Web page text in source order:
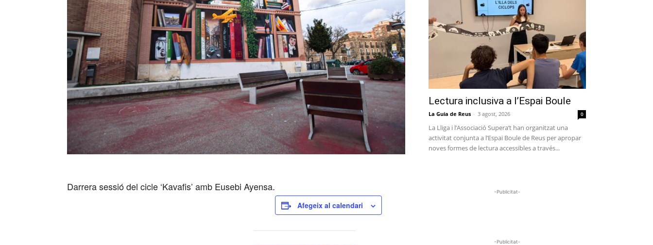
Darrera sessió del cicle ‘Kavafis’ amb Eusebi Ayensa.
Afegeix al calendari
Lectura inclusiva a l’Espai Boule
La Guia de Reus - 3 agost, 2026 0
La Lliga i l’Associació Supera’t han organitzat una
activitat conjunta a l’Espai Boule de Reus per apropar
noves formes de lectura accessibles a través...
-Publicitat-
-Publicitat-